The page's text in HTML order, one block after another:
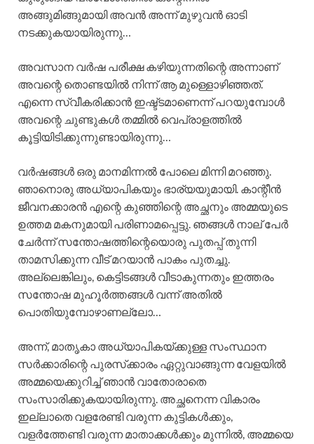
അങ്ങുമിങ്ങുമായി അവൻ അന്ന് മുഴുവൻ ഓടി
നടക്കുകയായിരുന്നു…
അവസാന വർഷ പരീക്ഷ കഴിയുന്നതിന്റെ അന്നാണ്
അവന്റെ തൊണ്ടയിൽ നിന്ന് ആ മുള്ളൊഴിഞ്ഞത്.
എന്നെ സ്വീകരിക്കാൻ ഇഷ്ട്ടമാണെന്ന് പറയുമ്പോൾ
അവന്റെ ചുണ്ടുകൾ തമ്മിൽ വെപ്രാളത്തിൽ
കൂട്ടിയിടിക്കുന്നുണ്ടായിരുന്നു…
വർഷങ്ങൾ ഒരു മാനമിന്നൽ പോലെ മിന്നി മറഞ്ഞു.
ഞാനൊരു അധ്യാപികയും ഭാര്യയുമായി. കാന്റീൻ
ജീവനക്കാരൻ എന്റെ കുഞ്ഞിന്റെ അച്ഛനും അമ്മയുടെ
ഉത്തമ മകനുമായി പരിണാമപ്പെട്ടു. ഞങ്ങൾ നാല് പേർ
ചേർന്ന് സന്തോഷത്തിന്റെയൊരു പുതപ്പ് തുന്നി
താമസിക്കുന്ന വീട് മറയാൻ പാകം പുതച്ചു.
അല്ലെങ്കിലും, കെട്ടിടങ്ങൾ വീടാകുന്നതും ഇത്തരം
സന്തോഷ മുഹൂർത്തങ്ങൾ വന്ന് അതിൽ
പൊതിയുമ്പോഴാണല്ലോ…
അന്ന്, മാതൃകാ അധ്യാപികയ്ക്കുള്ള സംസ്ഥാന
സർക്കാരിന്റെ പുരസ്‌ക്കാരം ഏറ്റുവാങ്ങുന്ന വേളയിൽ
അമ്മയെക്കുറിച്ച് ഞാൻ വാതോരാതെ
സംസാരിക്കുകയായിരുന്നു. അച്ഛനെന്ന വികാരം
ഇല്ലാതെ വളരേണ്ടി വരുന്ന കുട്ടികൾക്കും,
വളർത്തേണ്ടി വരുന്ന മാതാക്കൾക്കും മുന്നിൽ, അമ്മയെ